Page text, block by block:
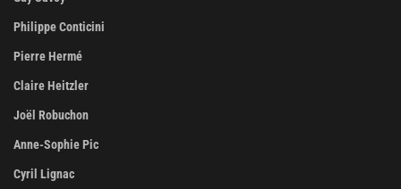
Philippe Conticini
Pierre Hermé
Claire Heitzler
Joël Robuchon
Anne-Sophie Pic
Cyril Lignac